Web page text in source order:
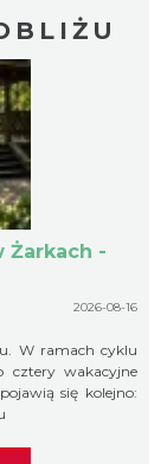
Żarkach -
2026-08-16
W ramach cyklu
cztery wakacyjne
się kolejno: